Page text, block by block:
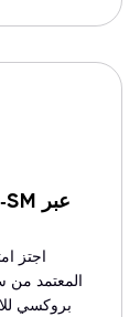
اجتز
المعتمد من